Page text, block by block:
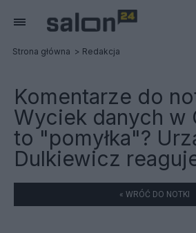
Strona główna Redakcja
Komentarze do
Wyciek danych w
to "pomyłka"?
Dulkiewicz
« WRÓĆ DO NOTKI